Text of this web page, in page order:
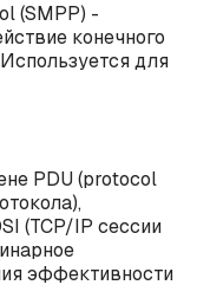
(SMPP) -
конечного
для
PDU (protocol
(TCP/IP сессии
эффективности